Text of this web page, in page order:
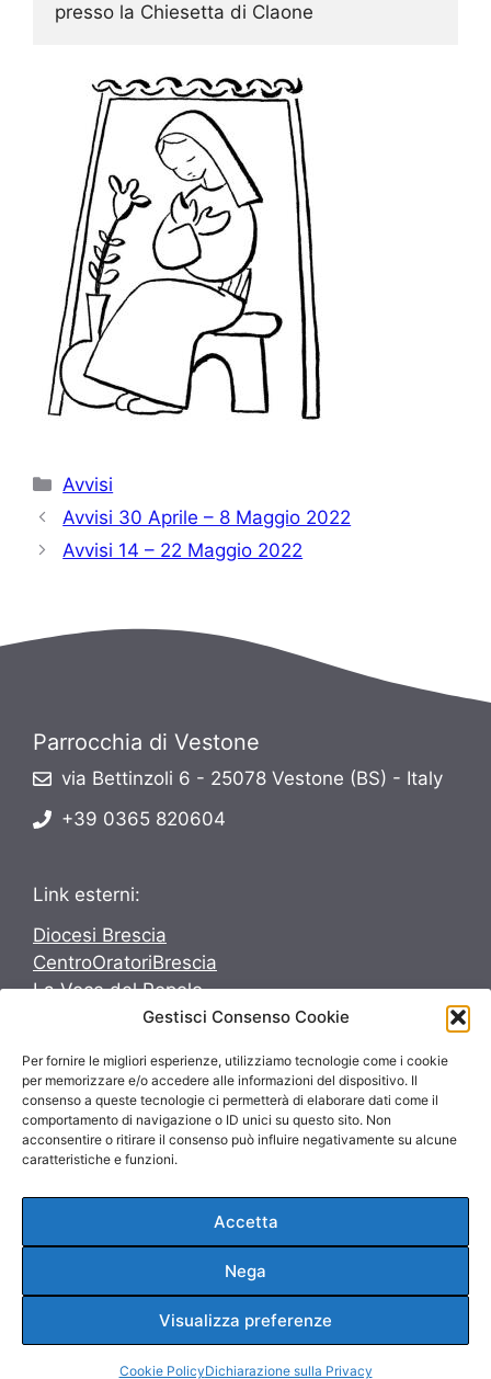
Gestisci Consenso Cookie
Per fornire le migliori esperienze, utilizziamo tecnologie come i cookie
per memorizzare e/o accedere alle informazioni del dispositivo. Il
consenso a queste tecnologie ci permetterà di elaborare dati come il
comportamento di navigazione o ID unici su questo sito. Non
acconsentire o ritirare il consenso può influire negativamente su alcune
caratteristiche e funzioni.
Accetta
Nega
Visualizza preferenze
Cookie PolicyDichiarazione sulla Privacy
presso la Chiesetta di Claone
Categorie
Avvisi
Avvisi 30 Aprile – 8 Maggio 2022
Avvisi 14 – 22 Maggio 2022
Parrocchia di Vestone
via Bettinzoli 6 - 25078 Vestone (BS) - Italy
+39 0365 820604
Link esterni:
Diocesi Brescia
CentroOratoriBrescia
La Voce del Popolo
Seguici su:
Seguici su:
© 2026 ParrocchieInsieme
Cookie Policy